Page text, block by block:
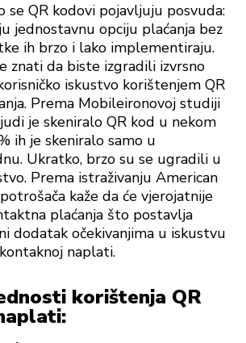
se QR kodovi pojavljuju posvuda:
jednostavnu opciju plaćanja bez
ih brzo i lako implementiraju.
znati da biste izgradili izvrsno
iskustvo korištenjem QR
Prema Mobileironovoj studiji
je skeniralo QR kod u nekom
ih je skeniralo samo u
Ukratko, brzo su se ugradili u
Prema istraživanju American
kaže da će vjerojatnije
plaćanja što postavlja
dodatak očekivanjima u iskustvu
naplati.
korištenja QR